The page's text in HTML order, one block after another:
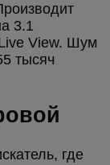
3.1
View. Шум
тысяч
где